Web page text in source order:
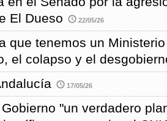
El Dueso
22/05/26
que tenemos un
el colapso y el
17/05/26
"un verdadero